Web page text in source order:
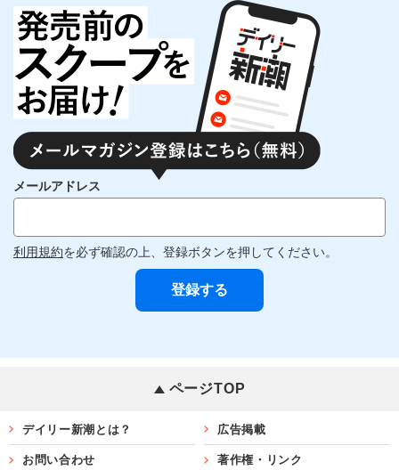
メールアドレス
利用規約を必ず確認の上、登録ボタンを押してください。
ページTOP
デイリー新潮とは？ 広告掲載
お問い合わせ 著作権・リンク